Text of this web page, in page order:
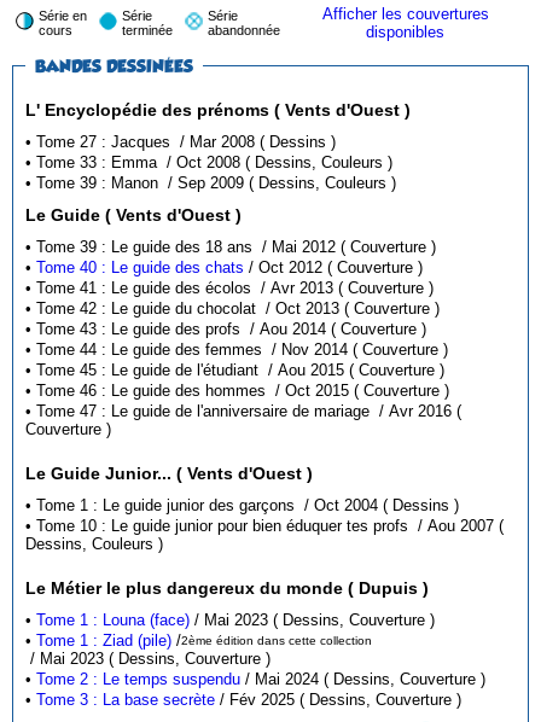
Série en
cours
Série
terminée
Série
abandonnée
Afficher les couvertures
disponibles
BANDES DESSINÉES
L' Encyclopédie des prénoms ( Vents d'Ouest )
• Tome 27 : Jacques / Mar 2008 ( Dessins )
• Tome 33 : Emma / Oct 2008 ( Dessins, Couleurs )
• Tome 39 : Manon / Sep 2009 ( Dessins, Couleurs )
Le Guide ( Vents d'Ouest )
• Tome 39 : Le guide des 18 ans / Mai 2012 ( Couverture )
•Tome 40 : Le guide des chats
/ Oct 2012 ( Couverture )
• Tome 41 : Le guide des écolos / Avr 2013 ( Couverture )
• Tome 42 : Le guide du chocolat / Oct 2013 ( Couverture )
• Tome 43 : Le guide des profs / Aou 2014 ( Couverture )
• Tome 44 : Le guide des femmes / Nov 2014 ( Couverture )
• Tome 45 : Le guide de l'étudiant / Aou 2015 ( Couverture )
• Tome 46 : Le guide des hommes / Oct 2015 ( Couverture )
• Tome 47 : Le guide de l'anniversaire de mariage / Avr 2016 (
Couverture )
Le Guide Junior... ( Vents d'Ouest )
• Tome 1 : Le guide junior des garçons / Oct 2004 ( Dessins )
• Tome 10 : Le guide junior pour bien éduquer tes profs / Aou 2007 (
Dessins, Couleurs )
Le Métier le plus dangereux du monde ( Dupuis )
•Tome 1 : Louna (face)
/ Mai 2023 ( Dessins, Couverture )
•Tome 1 : Ziad (pile) /2ème édition dans cette collection
/ Mai 2023 ( Dessins, Couverture )
•Tome 2 : Le temps suspendu
/ Mai 2024 ( Dessins, Couverture )
•Tome 3 : La base secrète / Fév 2025 ( Dessins, Couverture )